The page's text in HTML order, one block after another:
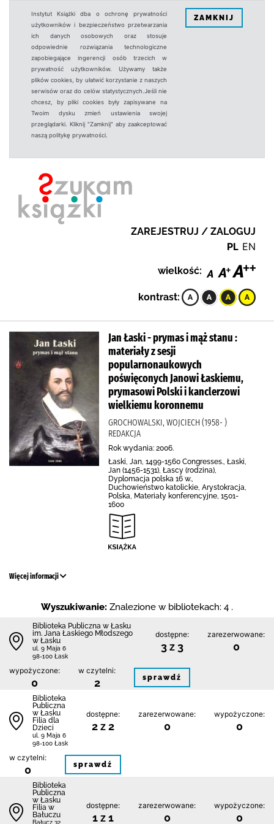
Instytut Książki dba o ochronę prywatności
użytkowników i bezpieczeństwo przetwarzania
ich danych osobowych oraz stosuje
odpowiednie rozwiązania technologiczne
zapobiegające ingerencji osób trzecich w
prywatność użytkowników. Używamy także
plików cookies, by ułatwić korzystanie z naszych
serwisów oraz do celów statystycznych.Jeśli nie
chcesz, by pliki cookies były zapisywane na
Twoim dysku zmień ustawienia swojej
przeglądarki. Kliknij "Zamknij" aby zaakceptować
naszą politykę prywatności.
ZAMKNIJ
ZAREJESTRUJ / ZALOGUJ
PL EN
wielkość:
kontrast:
Jan Łaski - prymas i mąż stanu :
materiały z sesji
popularnonaukowych
poświęconych Janowi Łaskiemu,
prymasowi Polski i kanclerzowi
wielkiemu koronnemu
GROCHOWALSKI, WOJCIECH (1958- )
REDAKCJA
Rok wydania: 2006.
Łaski, Jan, 1499-1560 Congresses., Łaski,
Jan (1456-1531), Łascy (rodzina),
Dyplomacja polska 16 w.,
Duchowieństwo katolickie, Arystokracja,
Polska, Materiały konferencyjne, 1501-
1600
Więcej informacji
Wyszukiwanie: Znalezione w bibliotekach: 4 .
Biblioteka Publiczna w Łasku
im. Jana Łaskiego Młodszego
w Łasku
ul. 9 Maja 6
98-100 Łask
dostępne:
3 z 3
zarezerwowane:
0
wypożyczone:
0
w czytelni:
2 sprawdź
Biblioteka
Publiczna
w Łasku
Filia dla
Dzieci
ul. 9 Maja 6
98-100 Łask
dostępne:
2 z 2
zarezerwowane:
0
wypożyczone:
0
w czytelni:
0 sprawdź
Biblioteka
Publiczna
w Łasku
Filia w
Bałuczu
Bałucz 32
dostępne:
1 z 1
zarezerwowane:
0
wypożyczone:
0